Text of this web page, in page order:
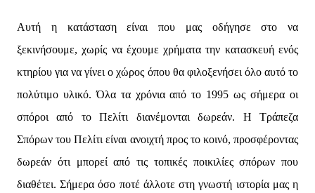
Αυτή η κατάσταση είναι που μας οδήγησε στο να
ξεκινήσουμε, χωρίς να έχουμε χρήματα την κατασκευή ενός
κτηρίου για να γίνει ο χώρος όπου θα φιλοξενήσει όλο αυτό το
πολύτιμο υλικό. Όλα τα χρόνια από το 1995 ως σήμερα οι
σπόροι από το Πελίτι διανέμονται δωρεάν. Η Τράπεζα
Σπόρων του Πελίτι είναι ανοιχτή προς το κοινό, προσφέροντας
δωρεάν ότι μπορεί από τις τοπικές ποικιλίες σπόρων που
διαθέτει. Σήμερα όσο ποτέ άλλοτε στη γνωστή ιστορία μας η